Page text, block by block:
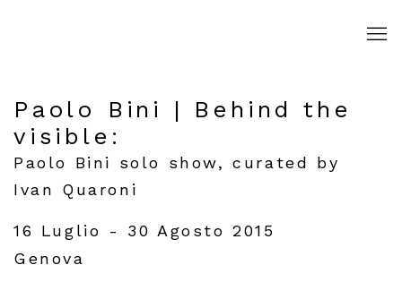
Paolo Bini | Behind the
visible :
Paolo Bini solo show, curated by
Ivan Quaroni
16 Luglio - 30 Agosto 2015
Genova